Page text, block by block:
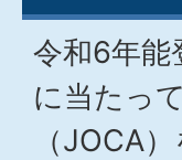
令和6年能
に当たっ
（JOCA